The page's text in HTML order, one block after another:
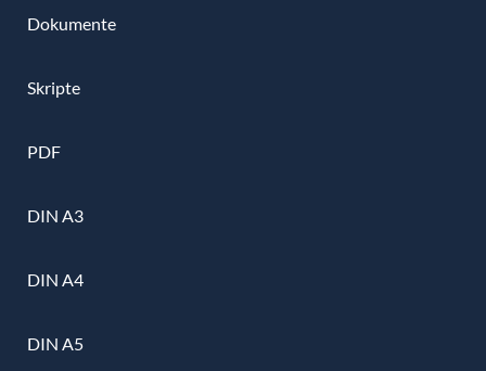
Dokumente
Skripte
PDF
DIN A3
DIN A4
DIN A5